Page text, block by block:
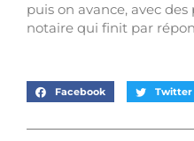
puis on avance, avec
notaire qui finit par
Facebook Twitter